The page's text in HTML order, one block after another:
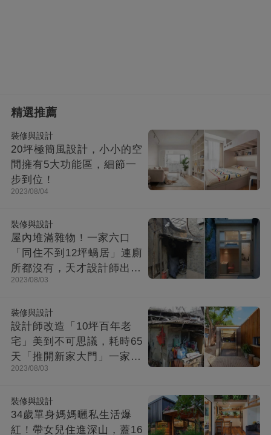
精選推薦
裝修與設計
20坪極簡風設計，小小的空
間擁有5大功能區，細節一
步到位！
2023/08/04
裝修與設計
屋內堆滿雜物！一家六口
「同住不到12坪蝸居」連廁
所都沒有，天才設計師出馬
「打造功能齊全迷你房」成
2023/08/03
裝修與設計
設計師改造「10坪百年老
宅」美到不可思議，耗時65
天「推開新家大門」一家8
口哭了
2023/08/03
裝修與設計
34歲單身媽媽曬私生活爆
紅！帶女兒住進深山，蓋16